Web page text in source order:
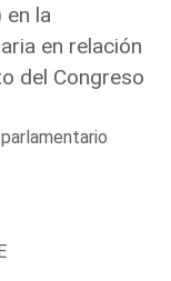
en la
en relación
del Congreso